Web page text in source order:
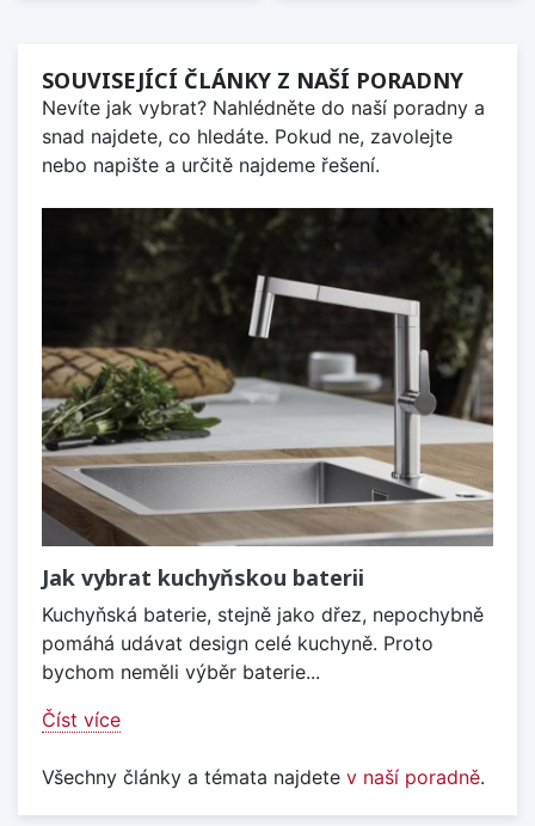
SOUVISEJÍCÍ ČLÁNKY Z NAŠÍ PORADNY
Nevíte jak vybrat? Nahlédněte do naší poradny a
snad najdete, co hledáte. Pokud ne, zavolejte
nebo napište a určitě najdeme řešení.
Jak vybrat kuchyňskou baterii
Kuchyňská baterie, stejně jako dřez, nepochybně
pomáhá udávat design celé kuchyně. Proto
bychom neměli výběr baterie...
Číst více
Všechny články a témata najdete v naší poradně.